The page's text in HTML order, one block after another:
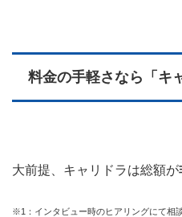
料金の手軽さなら「キ
大前提、キャリドラは総額が
※1：インタビュー時のヒアリングにて相